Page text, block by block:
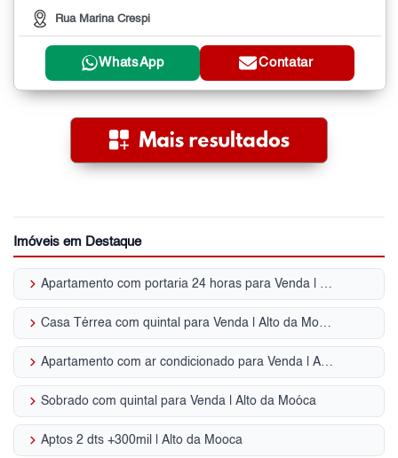
Rua Marina Crespi
WhatsApp Contatar
Imóveis em Destaque
keyboard_arrow_right Apartamento com portaria 24 horas para Venda | Alto da Moóca
keyboard_arrow_right Casa Térrea com quintal para Venda | Alto da Moóca
keyboard_arrow_right Apartamento com ar condicionado para Venda | Alto da Moóca
keyboard_arrow_right Sobrado com quintal para Venda | Alto da Moóca
keyboard_arrow_right Aptos 2 dts +300mil | Alto da Mooca